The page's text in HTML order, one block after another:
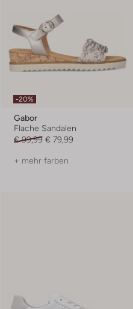
-20%
Gabor
Flache Sandalen
€ 99,99 € 79,99
+ mehr farben